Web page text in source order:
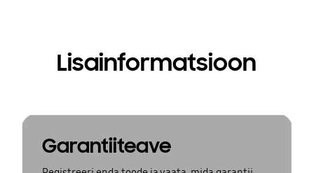
Lisainformatsioon
Garantiiteave